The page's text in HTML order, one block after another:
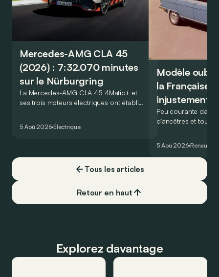
Mercedes-AMG CLA 45
(2026) : 7:32.070 minutes
sur le Nürburgring
La Mercedes-AMG CLA 45 4Matic+ et
ses trois moteurs électriques ont établi
circuit du Nürburgring… mais lequel ?
5 Aoû 2026 Électrique
Modèle
la Française
injustement
Peu courante dans
d’ancêtres et
proposait en 1965
!
5 Aoû 2026 Renault
Tous les articles
Retour en haut
Explorez davantage